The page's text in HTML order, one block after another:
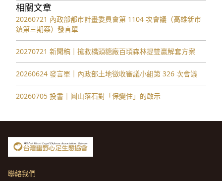
相關文章
20260721 內政部都市計畫委員會第 1104 次會議（高雄新市
鎮第三期案）發言單
20270721 新聞稿｜搶救橋頭糖廠百頃森林提雙贏解套方案
20260624 發言單｜內政部土地徵收審議小組第 326 次會議
20260705 投書｜圓山落石對「保變住」的啟示
聯絡我們